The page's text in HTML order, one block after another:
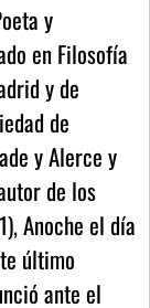
y
en Filosofía
y de
de
y Alerce y
de los
Anoche el día
último
ante el